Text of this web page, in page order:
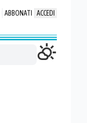
ABBONATI ACCEDI